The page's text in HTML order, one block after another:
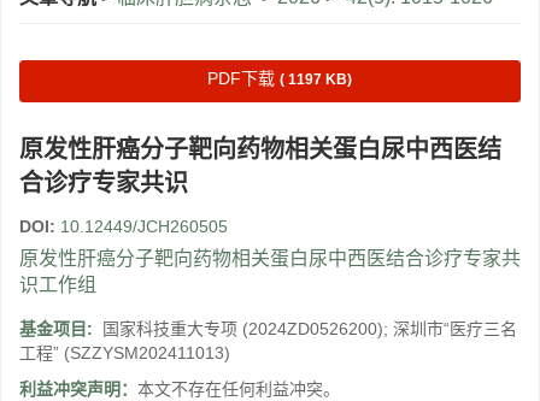
PDF下载 ( 1197 KB)
原发性肝癌分子靶向药物相关蛋白尿中西医结
合诊疗专家共识
DOI: 10.12449/JCH260505
原发性肝癌分子靶向药物相关蛋白尿中西医结合诊疗专家共
识工作组
基金项目: 国家科技重大专项 (2024ZD0526200); 深圳市“医疗三名
工程” (SZZYSM202411013)
利益冲突声明： 本文不存在任何利益冲突。